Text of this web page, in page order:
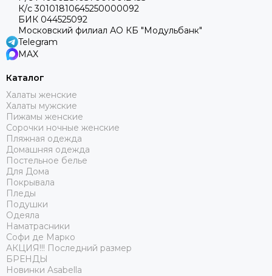
К/с 30101810645250000092
БИК 044525092
Московский филиал АО КБ "Модульбанк"
Telegram
MAX
Каталог
Халаты женские
Халаты мужские
Пижамы женские
Сорочки ночные женские
Пляжная одежда
Домашняя одежда
Постельное белье
Для Дома
Покрывала
Пледы
Подушки
Одеяла
Наматрасники
Софи де Марко
АКЦИЯ!!! Последний размер
БРЕНДЫ
Новинки Asabella